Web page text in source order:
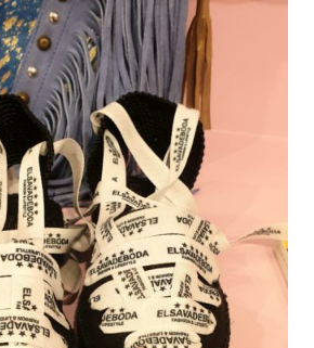
opciones
se
pueden
elegir
en
la
página
de
producto